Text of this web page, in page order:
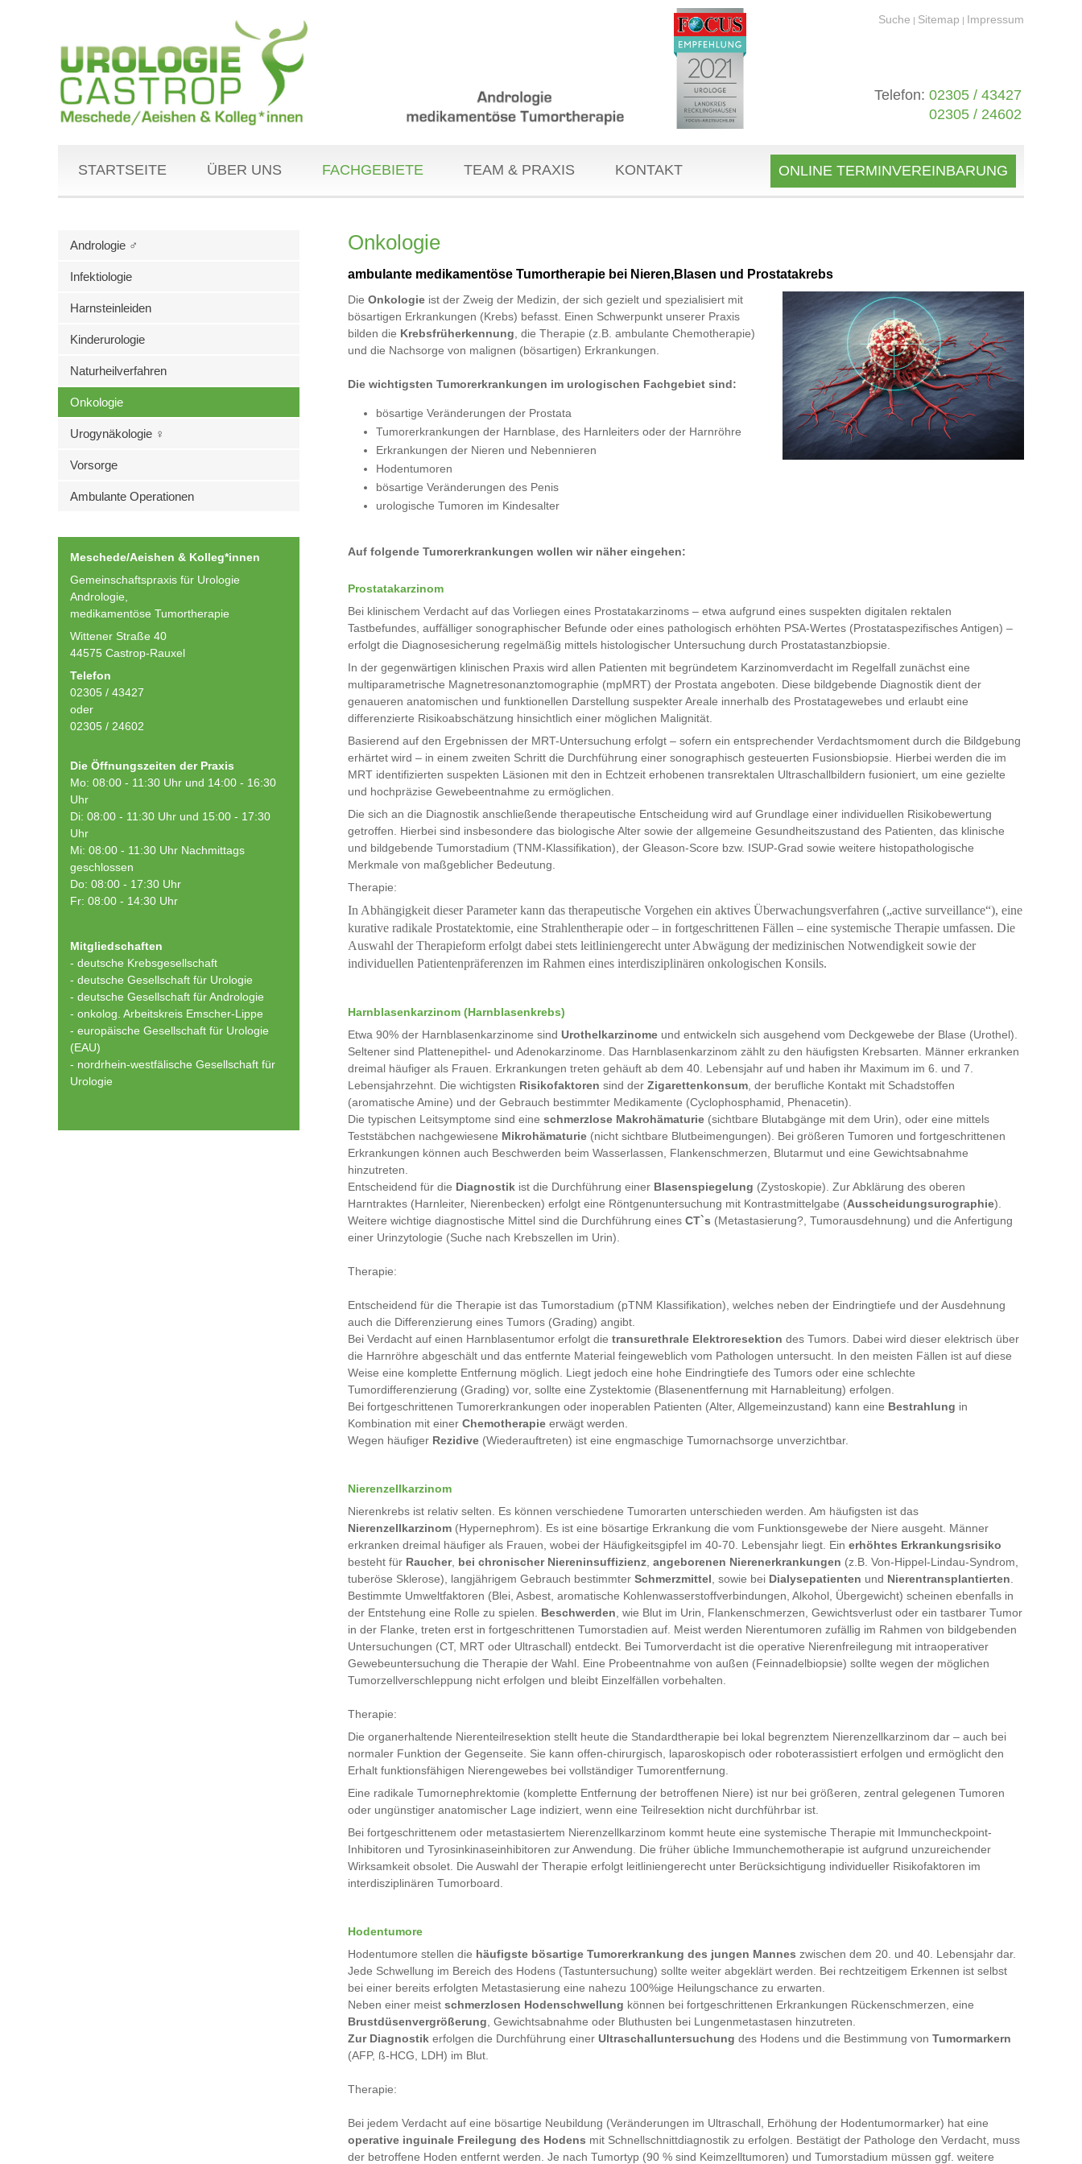
Suche | Sitemap | Impressum
Telefon: 02305 / 43427
02305 / 24602
STARTSEITE ÜBER UNS FACHGEBIETE TEAM & PRAXIS KONTAKT ONLINE TERMINVEREINBARUNG
Andrologie ♂
Infektiologie
Harnsteinleiden
Kinderurologie
Naturheilverfahren
Onkologie
Urogynäkologie ♀
Vorsorge
Ambulante Operationen
Meschede/Aeishen & Kolleg*innen
Gemeinschaftspraxis für Urologie
Andrologie,
medikamentöse Tumortherapie
Wittener Straße 40
44575 Castrop-Rauxel
Telefon
02305 / 43427
oder
02305 / 24602
Die Öffnungszeiten der Praxis
Mo: 08:00 - 11:30 Uhr und 14:00 - 16:30
Uhr
Di: 08:00 - 11:30 Uhr und 15:00 - 17:30
Uhr
Mi: 08:00 - 11:30 Uhr Nachmittags
geschlossen
Do: 08:00 - 17:30 Uhr
Fr: 08:00 - 14:30 Uhr
Mitgliedschaften
- deutsche Krebsgesellschaft
- deutsche Gesellschaft für Urologie
- deutsche Gesellschaft für Andrologie
- onkolog. Arbeitskreis Emscher-Lippe
- europäische Gesellschaft für Urologie
(EAU)
- nordrhein-westfälische Gesellschaft für
Urologie
Onkologie
ambulante medikamentöse Tumortherapie bei Nieren,Blasen und Prostatakrebs
Die Onkologie ist der Zweig der Medizin, der sich gezielt und spezialisiert mit
bösartigen Erkrankungen (Krebs) befasst. Einen Schwerpunkt unserer Praxis
bilden die Krebsfrüherkennung , die Therapie (z.B. ambulante Chemotherapie)
und die Nachsorge von malignen (bösartigen) Erkrankungen.
Die wichtigsten Tumorerkrankungen im urologischen Fachgebiet sind:
bösartige Veränderungen der Prostata
Tumorerkrankungen der Harnblase, des Harnleiters oder der Harnröhre
Erkrankungen der Nieren und Nebennieren
Hodentumoren
bösartige Veränderungen des Penis
urologische Tumoren im Kindesalter
Auf folgende Tumorerkrankungen wollen wir näher eingehen:
Prostatakarzinom
Bei klinischem Verdacht auf das Vorliegen eines Prostatakarzinoms – etwa aufgrund eines suspekten digitalen rektalen
Tastbefundes, auffälliger sonographischer Befunde oder eines pathologisch erhöhten PSA-Wertes (Prostataspezifisches Antigen) –
erfolgt die Diagnosesicherung regelmäßig mittels histologischer Untersuchung durch Prostatastanzbiopsie.
In der gegenwärtigen klinischen Praxis wird allen Patienten mit begründetem Karzinomverdacht im Regelfall zunächst eine
multiparametrische Magnetresonanztomographie (mpMRT) der Prostata angeboten. Diese bildgebende Diagnostik dient der
genaueren anatomischen und funktionellen Darstellung suspekter Areale innerhalb des Prostatagewebes und erlaubt eine
differenzierte Risikoabschätzung hinsichtlich einer möglichen Malignität.
Basierend auf den Ergebnissen der MRT-Untersuchung erfolgt – sofern ein entsprechender Verdachtsmoment durch die Bildgebung
erhärtet wird – in einem zweiten Schritt die Durchführung einer sonographisch gesteuerten Fusionsbiopsie. Hierbei werden die im
MRT identifizierten suspekten Läsionen mit den in Echtzeit erhobenen transrektalen Ultraschallbildern fusioniert, um eine gezielte
und hochpräzise Gewebeentnahme zu ermöglichen.
Die sich an die Diagnostik anschließende therapeutische Entscheidung wird auf Grundlage einer individuellen Risikobewertung
getroffen. Hierbei sind insbesondere das biologische Alter sowie der allgemeine Gesundheitszustand des Patienten, das klinische
und bildgebende Tumorstadium (TNM-Klassifikation), der Gleason-Score bzw. ISUP-Grad sowie weitere histopathologische
Merkmale von maßgeblicher Bedeutung.
Therapie:
In Abhängigkeit dieser Parameter kann das therapeutische Vorgehen ein aktives Überwachungsverfahren („active surveillance“), eine
kurative radikale Prostatektomie, eine Strahlentherapie oder – in fortgeschrittenen Fällen – eine systemische Therapie umfassen. Die
Auswahl der Therapieform erfolgt dabei stets leitliniengerecht unter Abwägung der medizinischen Notwendigkeit sowie der
individuellen Patientenpräferenzen im Rahmen eines interdisziplinären onkologischen Konsils.
Harnblasenkarzinom (Harnblasenkrebs)
Etwa 90% der Harnblasenkarzinome sind Urothelkarzinome und entwickeln sich ausgehend vom Deckgewebe der Blase (Urothel).
Seltener sind Plattenepithel- und Adenokarzinome. Das Harnblasenkarzinom zählt zu den häufigsten Krebsarten. Männer erkranken
dreimal häufiger als Frauen. Erkrankungen treten gehäuft ab dem 40. Lebensjahr auf und haben ihr Maximum im 6. und 7.
Lebensjahrzehnt. Die wichtigsten Risikofaktoren sind der Zigarettenkonsum , der berufliche Kontakt mit Schadstoffen
(aromatische Amine) und der Gebrauch bestimmter Medikamente (Cyclophosphamid, Phenacetin).
Die typischen Leitsymptome sind eine schmerzlose Makrohämaturie (sichtbare Blutabgänge mit dem Urin), oder eine mittels
Teststäbchen nachgewiesene Mikrohämaturie (nicht sichtbare Blutbeimengungen). Bei größeren Tumoren und fortgeschrittenen
Erkrankungen können auch Beschwerden beim Wasserlassen, Flankenschmerzen, Blutarmut und eine Gewichtsabnahme
hinzutreten.
Entscheidend für die Diagnostik ist die Durchführung einer Blasenspiegelung (Zystoskopie). Zur Abklärung des oberen
Harntraktes (Harnleiter, Nierenbecken) erfolgt eine Röntgenuntersuchung mit Kontrastmittelgabe (Ausscheidungsurographie).
Weitere wichtige diagnostische Mittel sind die Durchführung eines CT`s (Metastasierung?, Tumorausdehnung) und die Anfertigung
einer Urinzytologie (Suche nach Krebszellen im Urin).
Therapie:
Entscheidend für die Therapie ist das Tumorstadium (pTNM Klassifikation), welches neben der Eindringtiefe und der Ausdehnung
auch die Differenzierung eines Tumors (Grading) angibt.
Bei Verdacht auf einen Harnblasentumor erfolgt die transurethrale Elektroresektion des Tumors. Dabei wird dieser elektrisch über
die Harnröhre abgeschält und das entfernte Material feingeweblich vom Pathologen untersucht. In den meisten Fällen ist auf diese
Weise eine komplette Entfernung möglich. Liegt jedoch eine hohe Eindringtiefe des Tumors oder eine schlechte
Tumordifferenzierung (Grading) vor, sollte eine Zystektomie (Blasenentfernung mit Harnableitung) erfolgen.
Bei fortgeschrittenen Tumorerkrankungen oder inoperablen Patienten (Alter, Allgemeinzustand) kann eine Bestrahlung in
Kombination mit einer Chemotherapie erwägt werden.
Wegen häufiger Rezidive (Wiederauftreten) ist eine engmaschige Tumornachsorge unverzichtbar.
Nierenzellkarzinom
Nierenkrebs ist relativ selten. Es können verschiedene Tumorarten unterschieden werden. Am häufigsten ist das
Nierenzellkarzinom (Hypernephrom). Es ist eine bösartige Erkrankung die vom Funktionsgewebe der Niere ausgeht. Männer
erkranken dreimal häufiger als Frauen, wobei der Häufigkeitsgipfel im 40-70. Lebensjahr liegt. Ein erhöhtes Erkrankungsrisiko
besteht für Raucher, bei chronischer Niereninsuffizienz angeborenen Nierenerkrankungen (z.B. Von-Hippel-Lindau-Syndrom,
tuberöse Sklerose), langjährigem Gebrauch bestimmter Schmerzmittel , sowie bei Dialysepatienten und Nierentransplantierten
Bestimmte Umweltfaktoren (Blei, Asbest, aromatische Kohlenwasserstoffverbindungen, Alkohol, Übergewicht) scheinen ebenfalls in
der Entstehung eine Rolle zu spielen. Beschwerden , wie Blut im Urin, Flankenschmerzen, Gewichtsverlust oder ein tastbarer Tumor
in der Flanke, treten erst in fortgeschrittenen Tumorstadien auf. Meist werden Nierentumoren zufällig im Rahmen von bildgebenden
Untersuchungen (CT, MRT oder Ultraschall) entdeckt. Bei Tumorverdacht ist die operative Nierenfreilegung mit intraoperativer
Gewebeuntersuchung die Therapie der Wahl. Eine Probeentnahme von außen (Feinnadelbiopsie) sollte wegen der möglichen
Tumorzellverschleppung nicht erfolgen und bleibt Einzelfällen vorbehalten.
Therapie:
Die organerhaltende Nierenteilresektion stellt heute die Standardtherapie bei lokal begrenztem Nierenzellkarzinom dar – auch bei
normaler Funktion der Gegenseite. Sie kann offen-chirurgisch, laparoskopisch oder roboterassistiert erfolgen und ermöglicht den
Erhalt funktionsfähigen Nierengewebes bei vollständiger Tumorentfernung.
Eine radikale Tumornephrektomie (komplette Entfernung der betroffenen Niere) ist nur bei größeren, zentral gelegenen Tumoren
oder ungünstiger anatomischer Lage indiziert, wenn eine Teilresektion nicht durchführbar ist.
Bei fortgeschrittenem oder metastasiertem Nierenzellkarzinom kommt heute eine systemische Therapie mit Immuncheckpoint-
Inhibitoren und Tyrosinkinaseinhibitoren zur Anwendung. Die früher übliche Immunchemotherapie ist aufgrund unzureichender
Wirksamkeit obsolet. Die Auswahl der Therapie erfolgt leitliniengerecht unter Berücksichtigung individueller Risikofaktoren im
interdisziplinären Tumorboard.
Hodentumore
Hodentumore stellen die häufigste bösartige Tumorerkrankung des jungen Mannes zwischen dem 20. und 40. Lebensjahr dar.
Jede Schwellung im Bereich des Hodens (Tastuntersuchung) sollte weiter abgeklärt werden. Bei rechtzeitigem Erkennen ist selbst
bei einer bereits erfolgten Metastasierung eine nahezu 100%ige Heilungschance zu erwarten.
Neben einer meist schmerzlosen Hodenschwellung können bei fortgeschrittenen Erkrankungen Rückenschmerzen, eine
Brustdüsenvergrößerung , Gewichtsabnahme oder Bluthusten bei Lungenmetastasen hinzutreten.
Zur Diagnostik erfolgen die Durchführung einer Ultraschalluntersuchung des Hodens und die Bestimmung von Tumormarkern
(AFP, ß-HCG, LDH) im Blut.
Therapie:
Bei jedem Verdacht auf eine bösartige Neubildung (Veränderungen im Ultraschall, Erhöhung der Hodentumormarker) hat eine
operative inguinale Freilegung des Hodens mit Schnellschnittdiagnostik zu erfolgen. Bestätigt der Pathologe den Verdacht, muss
der betroffene Hoden entfernt werden. Je nach Tumortyp (90 % sind Keimzelltumoren) und Tumorstadium müssen ggf. weitere